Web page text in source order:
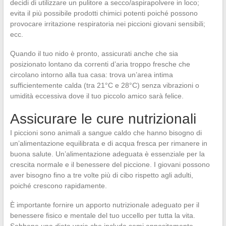
decidi di utilizzare un pulitore a secco/aspirapolvere in loco;
evita il più possibile prodotti chimici potenti poiché possono
provocare irritazione respiratoria nei piccioni giovani sensibili;
ecc.
Quando il tuo nido è pronto, assicurati anche che sia
posizionato lontano da correnti d’aria troppo fresche che
circolano intorno alla tua casa: trova un’area intima
sufficientemente calda (tra 21°C e 28°C) senza vibrazioni o
umidità eccessiva dove il tuo piccolo amico sarà felice.
Assicurare le cure nutrizionali
I piccioni sono animali a sangue caldo che hanno bisogno di
un’alimentazione equilibrata e di acqua fresca per rimanere in
buona salute. Un’alimentazione adeguata è essenziale per la
crescita normale e il benessere del piccione. I giovani possono
aver bisogno fino a tre volte più di cibo rispetto agli adulti,
poiché crescono rapidamente.
È importante fornire un apporto nutrizionale adeguato per il
benessere fisico e mentale del tuo uccello per tutta la vita.